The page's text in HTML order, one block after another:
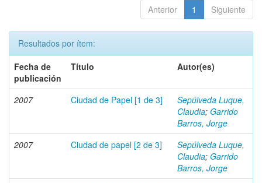
Anterior 1 Siguiente
Resultados por ítem:
Fecha de
publicación
Título Autor(es)
2007 Ciudad de Papel [1 de 3]
Sepúlveda Luque,
Claudia; Garrido
Barros, Jorge
2007
Ciudad de papel [2 de 3]
Sepúlveda Luque,
Claudia; Garrido
Barros, Jorge